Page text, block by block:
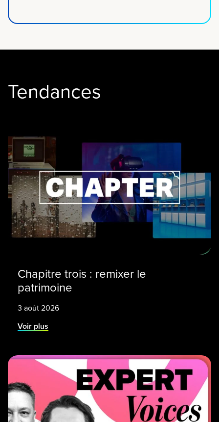
Tendances
Chapitre trois : remixer le
patrimoine
3 août 2026
Voir plus